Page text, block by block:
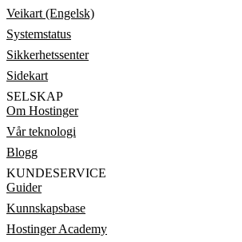
Veikart (Engelsk)
Systemstatus
Sikkerhetssenter
Sidekart
SELSKAP
Om Hostinger
Vår teknologi
Blogg
KUNDESERVICE
Guider
Kunnskapsbase
Hostinger Academy